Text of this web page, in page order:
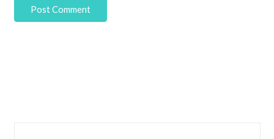
Post Comment